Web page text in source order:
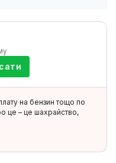
на бензин тощо по
це – це шахрайство,